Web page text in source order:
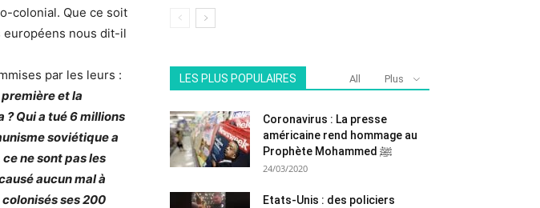
colonial. Que ce soit
européens nous dit-il
par les leurs :
et la
Qui a tué 6 millions
soviétique a
ne sont pas les
aucun mal à
ses 200
LES PLUS POPULAIRES All Plus
Coronavirus : La presse
américaine rend hommage au
Prophète Mohammed ﷺ
24/03/2020
Etats-Unis : des policiers